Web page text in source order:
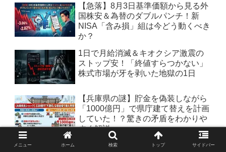
【急落】8月3日基準価額から見る外
国株安＆為替のダブルパンチ！新
NISA「含み損」組は今どう動くべき
か？
1日で月給消滅＆キオクシア激震の
ストップ安！「終値すらつかない」
株式市場が牙を剥いた地獄の1日
【兵庫県の謎】貯金を偽装しながら
「1000億円」で県庁建て替えを計画
していた！？驚きの矛盾をわかりや
すく解説
【大改悪】東急不動産HD（3289）
メニュー ホーム 検索 トップ サイドバー